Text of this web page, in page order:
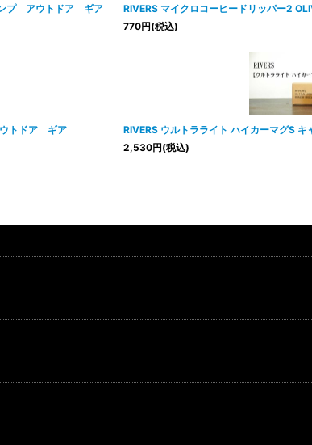
ンプ アウトドア ギア
RIVERS マイクロコーヒードリッパー2
770円(税込)
ウトドア ギア
RIVERS ウルトラライト ハイカーマグS
2,530円(税込)